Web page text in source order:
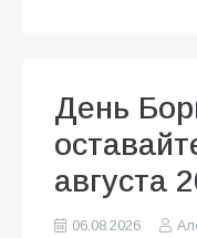
День
августа
06.08.2026